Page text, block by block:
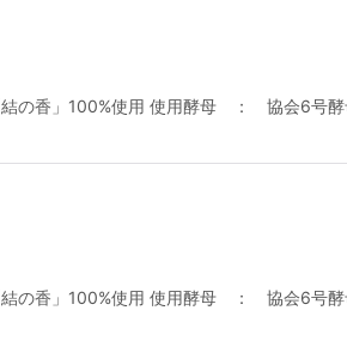
の香」100%使用 使用酵母 ： 協会6号
の香」100%使用 使用酵母 ： 協会6号